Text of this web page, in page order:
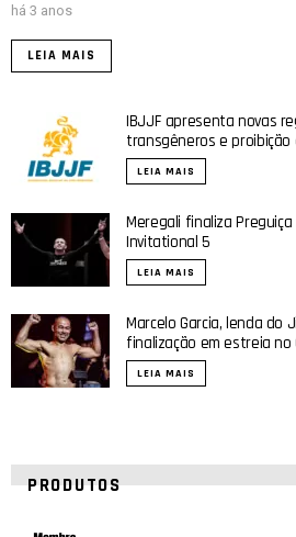
há 3 anos
LEIA MAIS
IBJJF apresenta novas
transgêneros e
LEIA MAIS
Meregali finaliza
Invitational 5
LEIA MAIS
Marcelo Garcia, lenda do
finalização em estreia no
LEIA MAIS
PRODUTOS